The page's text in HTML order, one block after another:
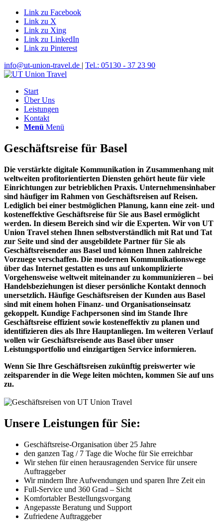
Link zu Facebook
Link zu X
Link zu Xing
Link zu LinkedIn
Link zu Pinterest
info@ut-union-travel.de | Tel.: 05130 - 37 23 90
Start
Über Uns
Leistungen
Kontakt
Menü Menü
Geschäftsreise für Basel
Die verstärkte digitale Kommunikation in Zusammenhang mit
weltweiten profitorientierten Diensten gehört heute für viele
Einrichtungen zur betrieblichen Praxis. Unternehmensinhaber
sind häufiger im Rahmen von Geschäftsreisen auf Reisen.
Lediglich bei einer bestmöglichen Planung, kann eine zeit- und
kosteneffektive Geschäftsreise für Sie aus Basel ermöglicht
werden. In diesem Bereich sind wir die Experten. Wir von UT
Union Travel stehen Ihnen selbstverständlich mit Rat und Tat
zur Seite und sind der ausgebildete Partner für Sie als
Geschäftsreisender aus Basel und können Ihnen zahlreiche
Vorzuege verschaffen. Die modernen Kommunikationswege
über das Internet gestatten es uns auf unkomplizierte
Vorgehensweise weltweit miteinander zu kommunizieren – bei
Handelsbeziehungen ist dieser persönliche Kontakt dennoch
unersetzlich. Häufige Geschäftsreisen der Kunden aus Basel
sind mit einem hohen Finanz- und Organisationseinsatz
gekoppelt. Kundige Fachpersonen sind im Stande Ihre
Geschäftsreise effizient sowie kosteneffektiv zu planen und
identifizieren dies als Ihre Hauptanliegen. Im weiteren Verlauf
wollen wir Geschäftsreisende aus Basel über unser
Leistungsportfolio und einzigartigen Service informieren.
Wenn Sie Ihre Geschäftsreisen zukünftig preiswerter wie
zeitsparender in die Wege leiten möchten, kommen Sie auf uns
zu.
Unsere Leistungen für Sie:
Geschäftsreise-Organisation über 25 Jahre
den ganzen Tag / 7 Tage die Woche für Sie erreichbar
Wir stehen für einen herausragenden Service für unsere
Auftraggeber
Wir mindern Ihre Aufwendungen und sparen Ihre Zeit ein
Full-Service und 360 Grad – Sicht
Komfortabler Bestellungsvorgang
Angepasste Beratung und Support
Zufriedene Auftraggeber